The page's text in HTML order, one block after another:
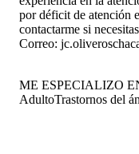
por déficit de atención
contactarme si
Correo:
ME ESPECIALIZO
AdultoTrastornos del